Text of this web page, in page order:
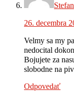
Stefan
26. decembra
Velmy sa my
nedocital
Bojujete za
slobodne na
Odpovedať